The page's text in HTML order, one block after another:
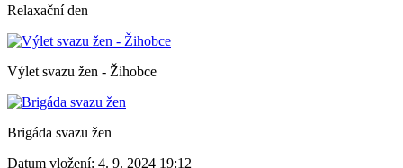
Relaxační den
Výlet svazu žen - Žihobce
Brigáda svazu žen
Datum vložení: 4. 9. 2024 19:12